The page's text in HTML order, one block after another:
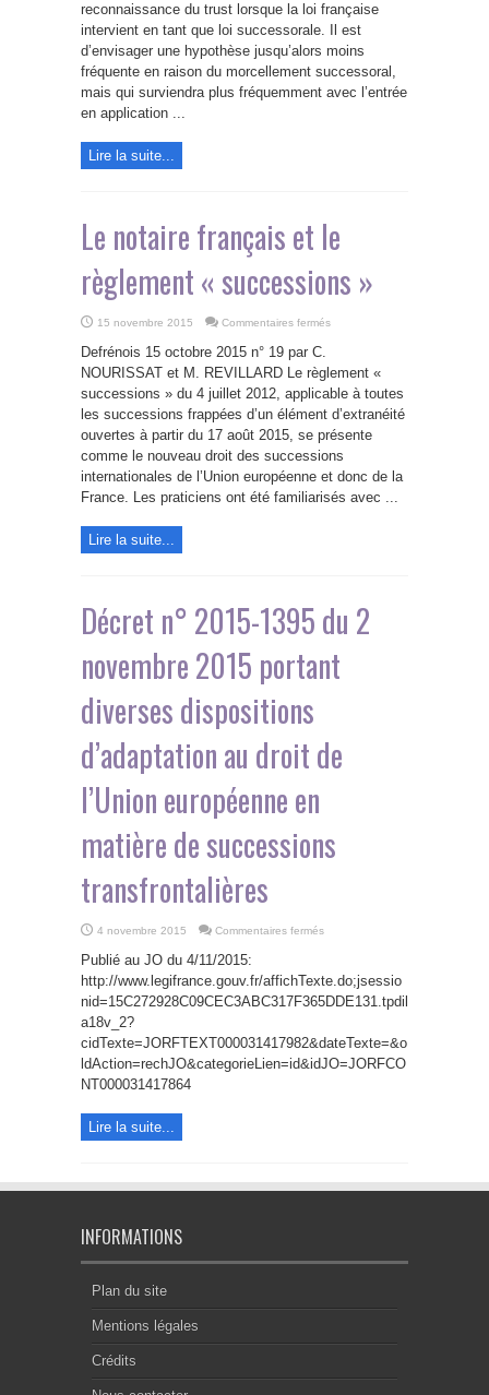
juillet
2012
sur
la
en
France
des
reconnaissance du trust lorsque la loi française
intervient en tant que loi successorale. Il est
d’envisager une hypothèse jusqu’alors moins
fréquente en raison du morcellement successoral,
mais qui surviendra plus fréquemment avec l’entrée
en application ...
Lire la suite...
Le notaire français et le
règlement « successions »
15 novembre 2015 Commentaires fermés
et
le
règlement
successions
»
Defrénois 15 octobre 2015 n° 19 par C.
NOURISSAT et M. REVILLARD Le règlement «
successions » du 4 juillet 2012, applicable à toutes
les successions frappées d’un élément d’extranéité
ouvertes à partir du 17 août 2015, se présente
comme le nouveau droit des successions
internationales de l’Union européenne et donc de la
France. Les praticiens ont été familiarisés avec ...
Lire la suite...
Décret n° 2015-1395 du 2
novembre 2015 portant
diverses dispositions
d’adaptation au droit de
l’Union européenne en
matière de successions
transfrontalières
4 novembre 2015 Commentaires fermés
1395
du
2
portant
diverses
dispositions
successions
transfrontalières
Publié au JO du 4/11/2015:
http://www.legifrance.gouv.fr/affichTexte.do;jsessio
nid=15C272928C09CEC3ABC317F365DDE131.tpdil
a18v_2?
cidTexte=JORFTEXT000031417982&dateTexte=&o
ldAction=rechJO&categorieLien=id&idJO=JORFCO
NT000031417864
Lire la suite...
INFORMATIONS
Plan du site
Mentions légales
Crédits